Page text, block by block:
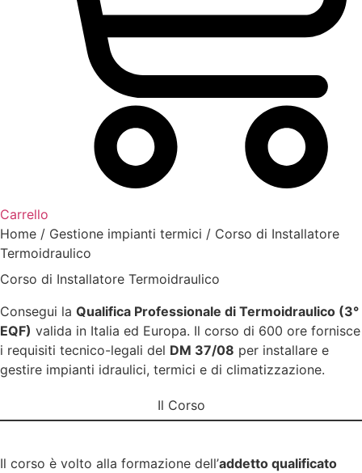
Carrello
Home / Gestione impianti termici / Corso di Installatore
Termoidraulico
Corso di Installatore Termoidraulico
Consegui la Qualifica Professionale di Termoidraulico (3°
EQF) valida in Italia ed Europa. Il corso di 600 ore fornisce
i requisiti tecnico-legali del DM 37/08 per installare e
gestire impianti idraulici, termici e di climatizzazione.
Il Corso
Il corso è volto alla formazione dell’addetto qualificato